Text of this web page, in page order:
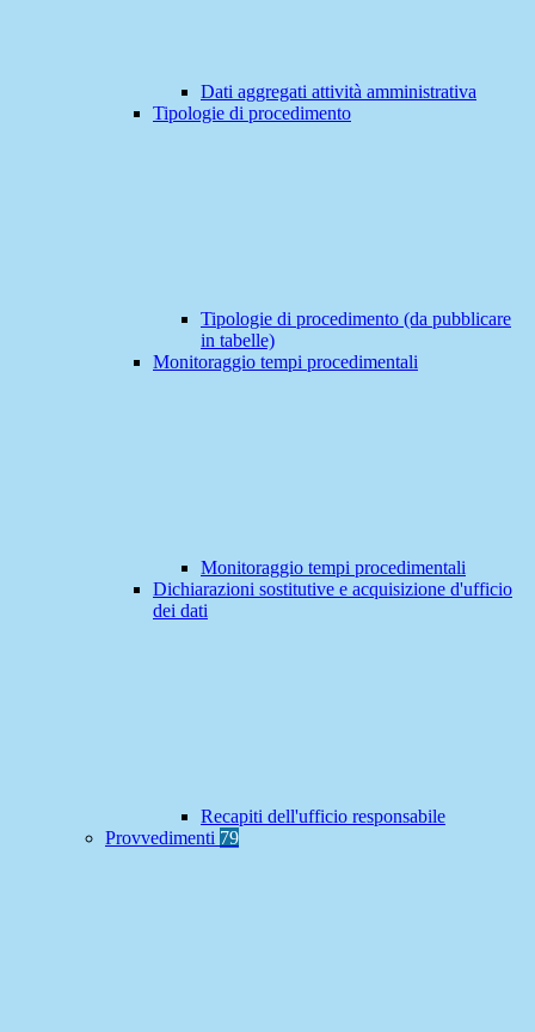
Dati aggregati attività amministrativa
Tipologie di procedimento
Tipologie di procedimento (da pubblicare
in tabelle)
Monitoraggio tempi procedimentali
Monitoraggio tempi procedimentali
Dichiarazioni sostitutive e acquisizione d'ufficio
dei dati
Recapiti dell'ufficio responsabile
Provvedimenti 79